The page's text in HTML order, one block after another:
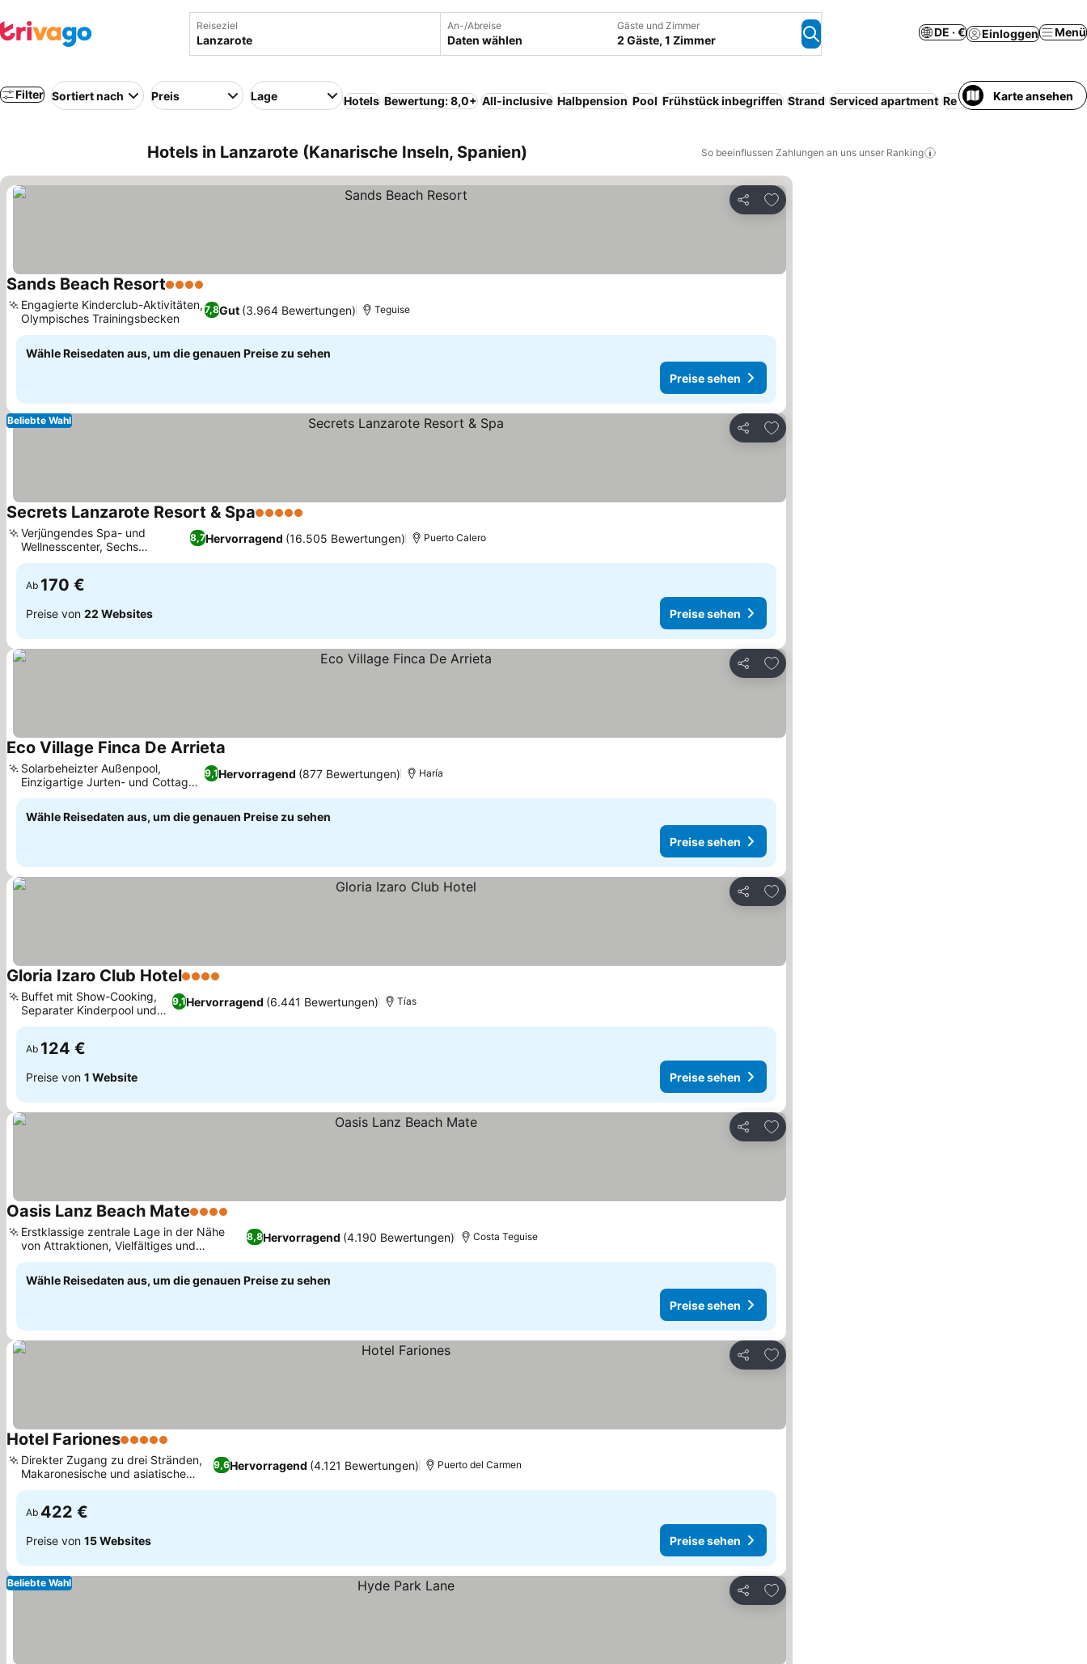
Reiseziel An-/Abreise
Daten wählen
Gäste und Zimmer
2 Gäste, 1 Zimmer
DE · € Einloggen Menü
Filter Sortiert nach Preis Lage Hotels Bewertung: 8,0+ All-inclusive Halbpension Pool Frühstück inbegriffen Strand Serviced apartment Resort Kostenlose
Karte ansehen
Hotels in Lanzarote (Kanarische Inseln, Spanien) So beeinflussen Zahlungen an uns unser Ranking
Teilen
Zu Favoriten hinzufügen
Sands Beach Resort4 Sterne
7,8Gut (3.964 Bewertungen)
Engagierte Kinderclub-Aktivitäten,
Olympisches Trainingsbecken
Teguise
Wähle Reisedaten aus, um die genauen Preise zu sehen
Preise sehen
Teilen
Zu Favoriten hinzufügen
Beliebte Wahl
Secrets Lanzarote Resort & Spa5 Sterne
8,7Hervorragend (16.505 Bewertungen)
Verjüngendes Spa- und
Wellnesscenter, Sechs
Gourmet-Restaurants
Puerto Calero
Ab 170 €
Preise von 22 Websites Preise sehen
Teilen
Zu Favoriten hinzufügen
Eco Village Finca De Arrieta
9,1Hervorragend (877 Bewertungen)
Solarbeheizter Außenpool,
Einzigartige Jurten- und Cottage-
Unterkünfte
Haría
Wähle Reisedaten aus, um die genauen Preise zu sehen
Preise sehen
Teilen
Zu Favoriten hinzufügen
Gloria Izaro Club Hotel4 Sterne
9,1Hervorragend (6.441 Bewertungen)
Buffet mit Show-Cooking,
Separater Kinderpool und
Club
Tías
Ab 124 €
Preise von 1 Website Preise sehen
Teilen
Zu Favoriten hinzufügen
Oasis Lanz Beach Mate4 Sterne
8,8Hervorragend (4.190 Bewertungen)
Erstklassige zentrale Lage in der Nähe
von Attraktionen, Vielfältiges und
hochwertiges Frühstücksbuffet
Costa Teguise
Wähle Reisedaten aus, um die genauen Preise zu sehen
Preise sehen
Teilen
Zu Favoriten hinzufügen
Hotel Fariones5 Sterne
9,6Hervorragend (4.121 Bewertungen)
Direkter Zugang zu drei Stränden,
Makaronesische und asiatische
Haute Cuisine
Puerto del Carmen
Ab 422 €
Preise von 15 Websites Preise sehen
Teilen
Zu Favoriten hinzufügen
Beliebte Wahl